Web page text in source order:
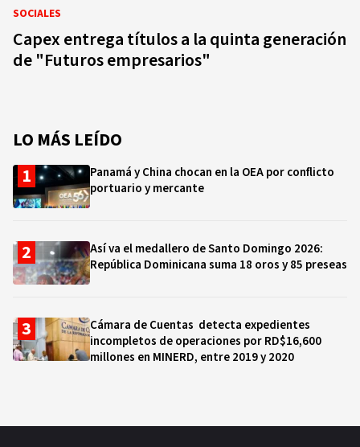
SOCIALES
Capex entrega títulos a la quinta generación
de "Futuros empresarios"
LO MÁS LEÍDO
Panamá y China chocan en la OEA por conflicto
portuario y mercante
Así va el medallero de Santo Domingo 2026:
República Dominicana suma 18 oros y 85 preseas
Cámara de Cuentas detecta expedientes
incompletos de operaciones por RD$16,600
millones en MINERD, entre 2019 y 2020
dominicana que rompió un récord de casi 30